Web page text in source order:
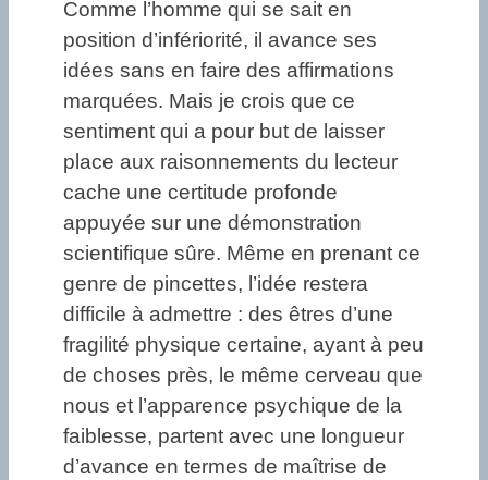
Comme l’homme qui se sait en
position d’infériorité, il avance ses
idées sans en faire des affirmations
marquées. Mais je crois que ce
sentiment qui a pour but de laisser
place aux raisonnements du lecteur
cache une certitude profonde
appuyée sur une démonstration
scientifique sûre. Même en prenant ce
genre de pincettes, l’idée restera
difficile à admettre : des êtres d’une
fragilité physique certaine, ayant à peu
de choses près, le même cerveau que
nous et l’apparence psychique de la
faiblesse, partent avec une longueur
d’avance en termes de maîtrise de